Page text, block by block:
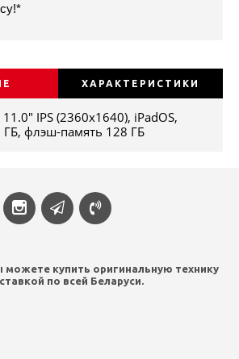
ХАРАКТЕРИСТИКИ
IPS (2360x1640), iPadOS,
флэш-память 128 ГБ
можете купить оригинальную технику
по всей Беларуси.